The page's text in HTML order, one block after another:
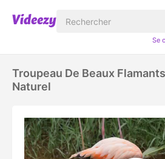
Se
Troupeau De Beaux
Naturel